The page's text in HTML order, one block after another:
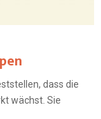
dass die
wächst. Sie